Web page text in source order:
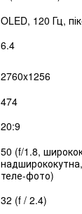
OLED, 120 Гц,
6.4
2760x1256
474
20:9
50 (f/1.8,
теле-фото)
32 (f / 2.4)